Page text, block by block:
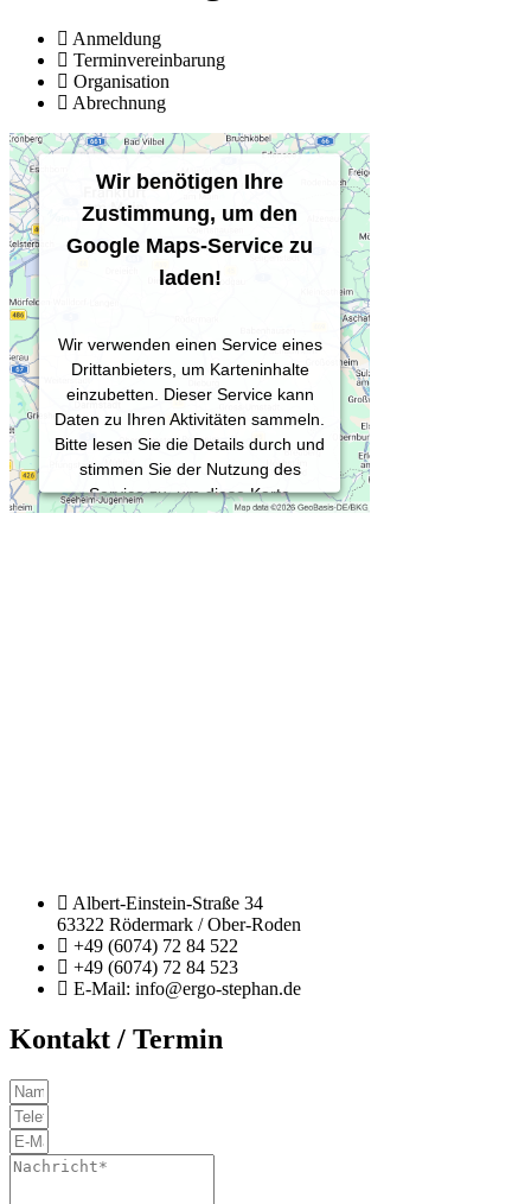
Anmeldung
Terminvereinbarung
Organisation
Abrechnung
Wir benötigen Ihre
Zustimmung, um den
Google Maps-Service zu
laden!
Wir verwenden einen Service eines
Drittanbieters, um Karteninhalte
einzubetten. Dieser Service kann
Daten zu Ihren Aktivitäten sammeln.
Bitte lesen Sie die Details durch und
stimmen Sie der Nutzung des
Service zu, um diese Karte
anzuzeigen.
Albert-Einstein-Straße 34
63322 Rödermark / Ober-Roden
+49 (6074) 72 84 522
+49 (6074) 72 84 523
E-Mail: info@ergo-stephan.de
Kontakt / Termin